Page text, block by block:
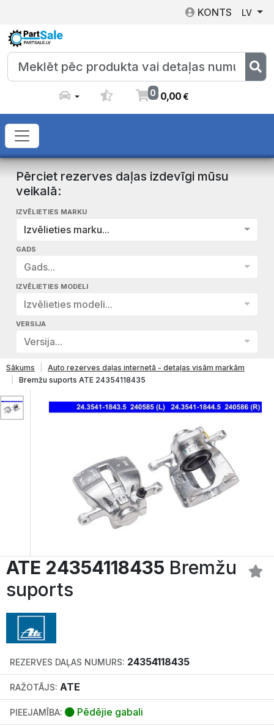
KONTS LV
0 0,00€
Pērciet rezerves daļas izdevīgi mūsu
veikalā:
IZVĒLIETIES MARKU
Izvēlieties marku...
GADS
Gads...
IZVĒLIETIES MODELI
Izvēlieties modeli...
VERSIJA
Versija...
Sākums
Auto rezerves daļas internetā - detaļas visām markām
Bremžu suports ATE 24354118435
ATE 24354118435 Bremžu
suports
REZERVES DAĻAS NUMURS: 24354118435
RAŽOTĀJS: ATE
PIEEJAMĪBA: Pēdējie gabali